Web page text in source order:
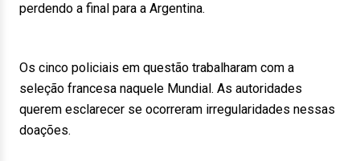
perdendo a final para a Argentina.
Os cinco policiais em questão trabalharam com a
seleção francesa naquele Mundial. As autoridades
querem esclarecer se ocorreram irregularidades nessas
doações.